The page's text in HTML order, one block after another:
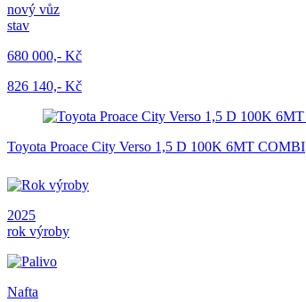
nový vůz
stav
680 000,- Kč
826 140,- Kč
Toyota Proace City Verso 1,5 D 100K 6MT COMBI
2025
rok výroby
Nafta